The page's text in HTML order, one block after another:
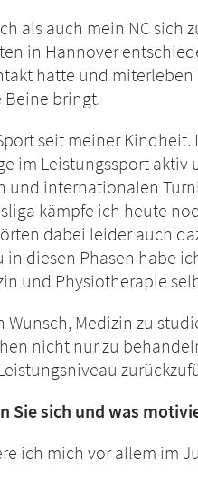
als auch mein NC sich
in Hannover
hatte und miterleben
Beine bringt.
seit meiner
im Leistungssport aktiv
und internationalen
kämpfe ich heute
dabei leider auch
diesen Phasen habe
und Physiotherapie
Medizin zu
nicht nur zu
Sie sich und was
ich mich vor allem im